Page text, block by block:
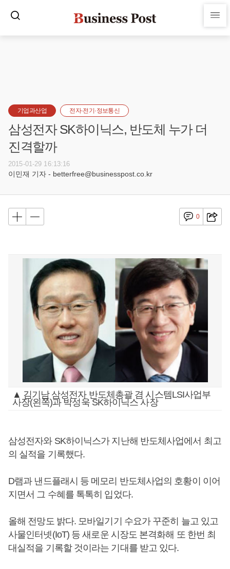
기업과산업 전자·전기·정보통신
삼성전자 SK하이닉스, 반도체 누가 더
진격할까
2015-01-29 16:13:16
이민재 기자 - betterfree@businesspost.co.kr
0
▲ 김기남 삼성전자 반도체총괄 겸 시스템LSI사업부
사장(왼쪽)과 박성욱 SK하이닉스 사장
삼성전자와 SK하이닉스가 지난해 반도체사업에서 최고
의 실적을 기록했다.
D램과 낸드플래시 등 메모리 반도체사업의 호황이 이어
지면서 그 수혜를 톡톡히 입었다.
올해 전망도 밝다. 모바일기기 수요가 꾸준히 늘고 있고
사물인터넷(IoT) 등 새로운 시장도 본격화해 또 한번 최
대실적을 기록할 것이라는 기대를 받고 있다.